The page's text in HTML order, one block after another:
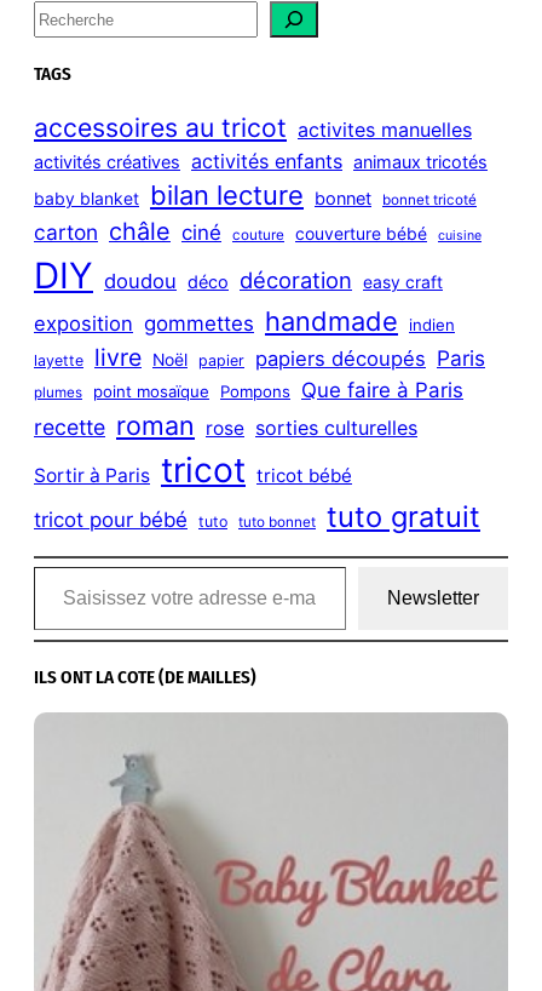
S
e
a
c
h
TAGS
accessoires au tricot activites manuelles
activités créatives activités enfants animaux tricotés
baby blanket bilan lecture bonnet bonnet tricoté
carton châle ciné couture couverture bébé cuisine
DIY doudou déco décoration easy craft
exposition gommettes handmade indien
layette livre Noël papier papiers découpés Paris
plumes point mosaïque Pompons Que faire à Paris
recette roman rose sorties culturelles
Sortir à Paris tricot tricot bébé
tricot pour bébé tuto tuto bonnet tuto gratuit
Saisissez votre adresse e-mail…
Newsletter
ILS ONT LA COTE (DE MAILLES)